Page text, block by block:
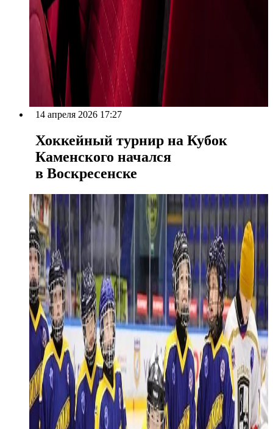
14 апреля 2026 17:27
Хоккейный турнир на Кубок
Каменского начался
в Воскресенске